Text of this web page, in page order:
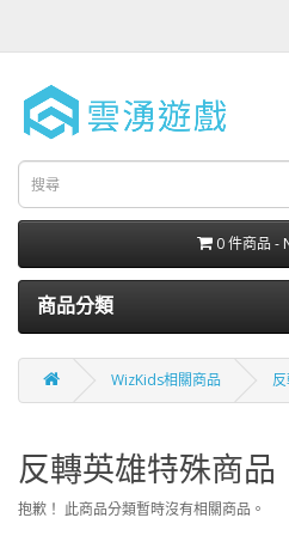
0 件商品 -
商品分類
WizKids相關商品
反轉英雄特殊商品
抱歉！ 此商品分類暫時沒有相關商品。